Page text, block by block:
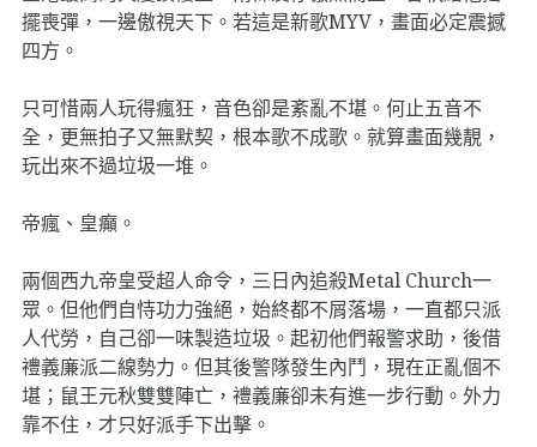
擺喪彈，一邊傲視天下。若這是新歌MYV，畫面必定震撼
四方。
只可惜兩人玩得瘋狂，音色卻是紊亂不堪。何止五音不
全，更無拍子又無默契，根本歌不成歌。就算畫面幾靚，
玩出來不過垃圾一堆。
帝瘋、皇癲。
兩個西九帝皇受超人命令，三日內追殺Metal Church一
眾。但他們自恃功力強絕，始終都不屑落場，一直都只派
人代勞，自己卻一味製造垃圾。起初他們報警求助，後借
禮義廉派二線勢力。但其後警隊發生內鬥，現在正亂個不
堪；鼠王元秋雙雙陣亡，禮義廉卻未有進一步行動。外力
靠不住，才只好派手下出擊。